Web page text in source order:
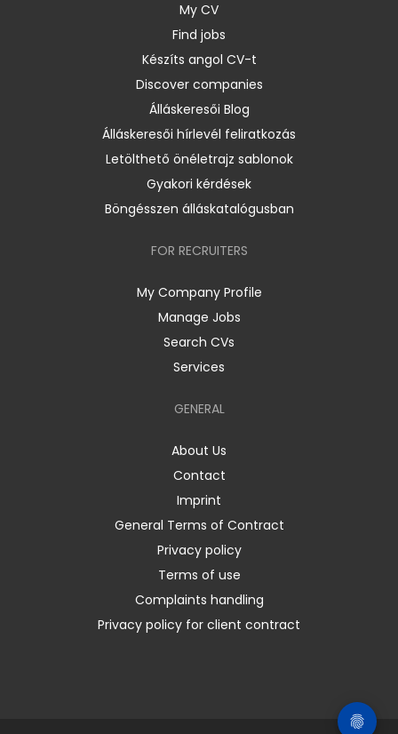
My CV
Find jobs
Készíts angol CV-t
Discover companies
Álláskeresői Blog
Álláskeresői hírlevél feliratkozás
Letölthető önéletrajz sablonok
Gyakori kérdések
Böngésszen álláskatalógusban
FOR RECRUITERS
My Company Profile
Manage Jobs
Search CVs
Services
GENERAL
About Us
Contact
Imprint
General Terms of Contract
Privacy policy
Terms of use
Complaints handling
Privacy policy for client contract